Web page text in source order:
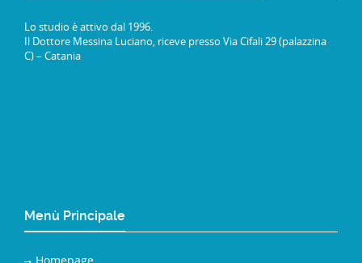
Lo studio è attivo dal 1996.
Il Dottore Messina Luciano, riceve presso Via Cifali 29 (palazzina
C) – Catania
Menù Principale
Homepage